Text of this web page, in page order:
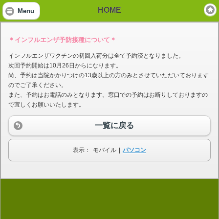
Menu HOME
＊インフルエンザ予防接種について＊
インフルエンザワクチンの初回入荷分は全て予約済となりました。
次回予約開始は10月26日からになります。
尚、予約は当院かかりつけの13歳以上の方のみとさせていただいております
のでご了承ください。
また、予約はお電話のみとなります。窓口での予約はお断りしておりますの
で宜しくお願いいたします。
一覧に戻る
表示： モバイル パソコン